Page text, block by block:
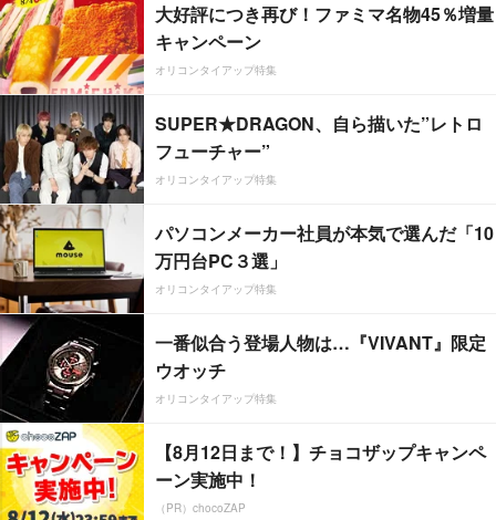
大好評につき再び！ファミマ名物45％増量
キャンペーン
オリコンタイアップ特集
SUPER★DRAGON、自ら描いた”レトロ
フューチャー”
オリコンタイアップ特集
パソコンメーカー社員が本気で選んだ「10
万円台PC３選」
オリコンタイアップ特集
一番似合う登場人物は…『VIVANT』限定
ウオッチ
オリコンタイアップ特集
【8月12日まで！】チョコザップキャンペ
ーン実施中！
（PR）chocoZAP